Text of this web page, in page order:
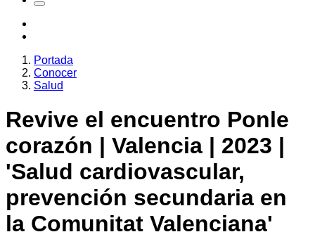
Portada
Conocer
Salud
Revive el encuentro Ponle
corazón | Valencia | 2023 |
'Salud cardiovascular,
prevención secundaria en
la Comunitat Valenciana'